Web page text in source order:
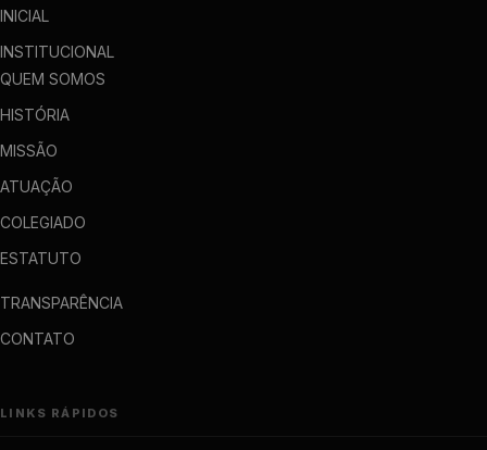
INICIAL
INSTITUCIONAL
QUEM SOMOS
HISTÓRIA
MISSÃO
ATUAÇÃO
COLEGIADO
ESTATUTO
TRANSPARÊNCIA
CONTATO
LINKS RÁPIDOS